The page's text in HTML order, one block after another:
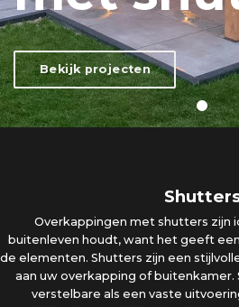
Bekijk projecten
Overkappingen met shutters zijn
buitenleven houdt, want het geeft
de elementen. Shutters zijn een
aan uw overkapping of buitenkamer.
verstelbare als een vaste